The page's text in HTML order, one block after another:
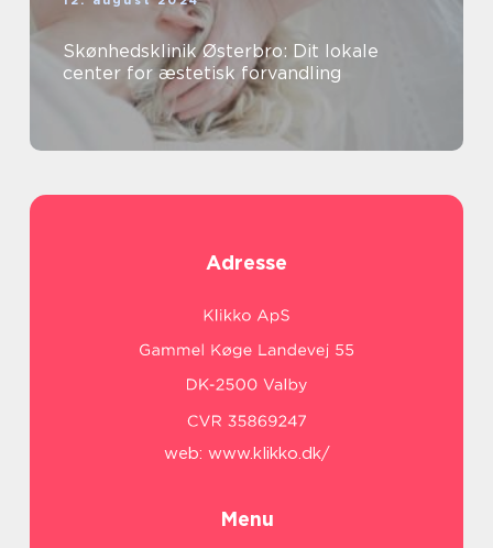
Skønhedsklinik Østerbro: Dit lokale
center for æstetisk forvandling
Adresse
web: www.klikko.dk/
Menu